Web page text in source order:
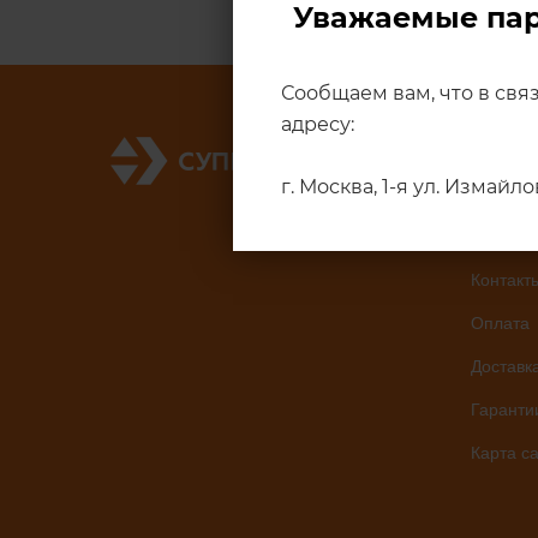
Уважаемые
Сообщаем вам, что в
адресу:
г. Москва, 1-я ул. Услуги
Оплата
Карта